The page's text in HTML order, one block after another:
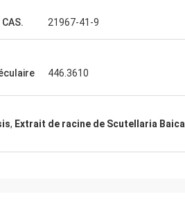
21967-41-9
446.3610
, Extrait de racine de Scutellaria